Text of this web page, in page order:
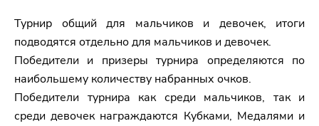
Турнир общий для мальчиков и девочек, итоги
подводятся отдельно для мальчиков и девочек.
Победители и призеры турнира определяются по
наибольшему количеству набранных очков.
Победители турнира как среди мальчиков, так и
среди девочек награждаются Кубками, Медалями и